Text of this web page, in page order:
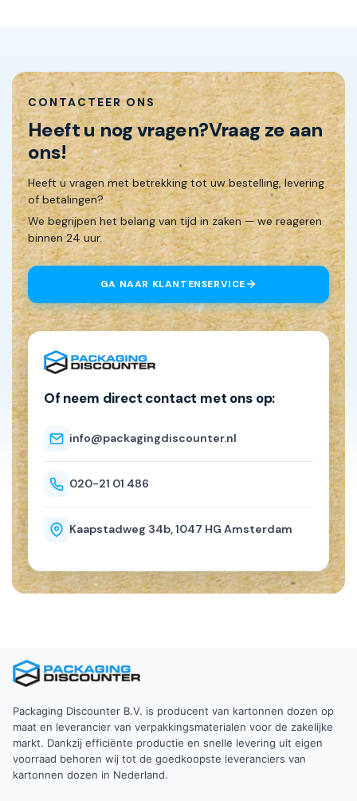
CONTACTEER ONS
Heeft u nog vragen?Vraag ze aan
ons!
Heeft u vragen met betrekking tot uw bestelling, levering
of betalingen?
We begrijpen het belang van tijd in zaken — we reageren
binnen 24 uur.
GA NAAR KLANTENSERVICE
Of neem direct contact met ons op:
info@packagingdiscounter.nl
020-21 01 486
Kaapstadweg 34b, 1047 HG Amsterdam
Packaging Discounter B.V. is producent van kartonnen dozen op
maat en leverancier van verpakkingsmaterialen voor de zakelijke
markt. Dankzij efficiënte productie en snelle levering uit eigen
voorraad behoren wij tot de goedkoopste leveranciers van
kartonnen dozen in Nederland.